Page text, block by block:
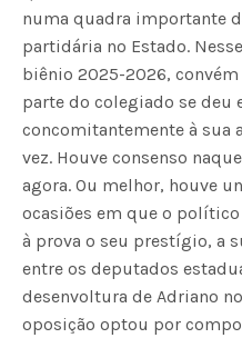
numa quadra importante
partidária no Estado.
biênio 2025-2026,
parte do colegiado se deu
concomitantemente à sua
vez. Houve consenso
agora. Ou melhor, houve
ocasiões em que o
à prova o seu prestígio, a
entre os deputados
desenvoltura de Adriano
oposição optou por